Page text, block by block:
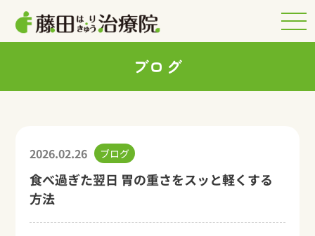
ブログ
2026.02.26 ブログ
食べ過ぎた翌日 胃の重さをスッと軽くする
方法